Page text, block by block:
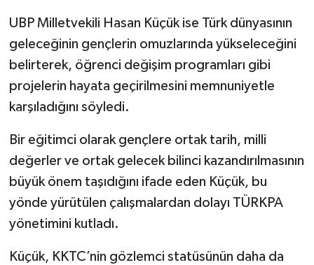
UBP Milletvekili Hasan Küçük ise Türk dünyasının
geleceğinin gençlerin omuzlarında yükseleceğini
belirterek, öğrenci değişim programları gibi
projelerin hayata geçirilmesini memnuniyetle
karşıladığını söyledi.
Bir eğitimci olarak gençlere ortak tarih, milli
değerler ve ortak gelecek bilinci kazandırılmasının
büyük önem taşıdığını ifade eden Küçük, bu
yönde yürütülen çalışmalardan dolayı TÜRKPA
yönetimini kutladı.
Küçük, KKTC’nin gözlemci statüsünün daha da